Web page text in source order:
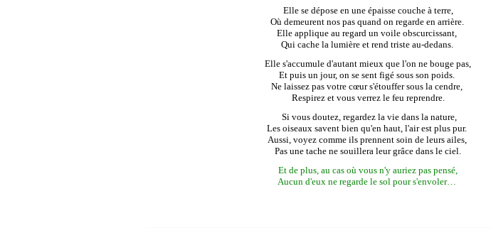
Elle se dépose en une épaisse couche à terre,
Où demeurent nos pas quand on regarde en arrière.
Elle applique au regard un voile obscurcissant,
Qui cache la lumière et rend triste au-dedans.
Elle s'accumule d'autant mieux que l'on ne bouge pas,
Et puis un jour, on se sent figé sous son poids.
Ne laissez pas votre cœur s'étouffer sous la cendre,
Respirez et vous verrez le feu reprendre.
Si vous doutez, regardez la vie dans la nature,
Les oiseaux savent bien qu'en haut, l'air est plus pur.
Aussi, voyez comme ils prennent soin de leurs ailes,
Pas une tache ne souillera leur grâce dans le ciel.
Et de plus, au cas où vous n'y auriez pas pensé,
Aucun d'eux ne regarde le sol pour s'envoler…